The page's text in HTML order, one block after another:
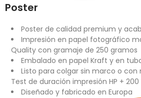
Poster
Poster de calidad premium y
Impresión en papel fotográfico
Quality con gramaje de 250 gramos
Embalado en papel Kraft y en
Listo para colgar sin marco o
Test de duración impresión HP + 200
Diseñado y fabricado en Europa